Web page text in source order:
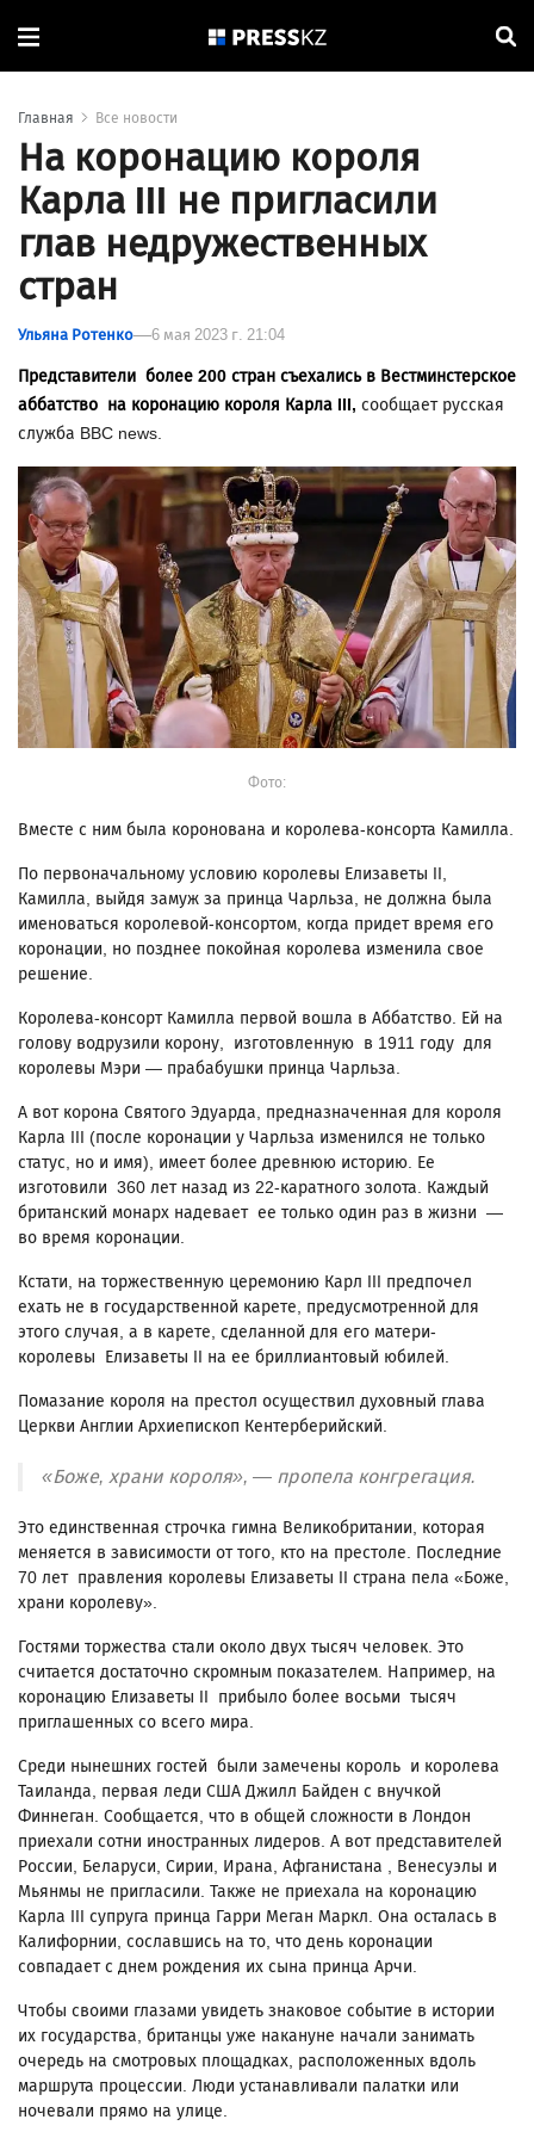
Главная Все новости
На коронацию короля
Карла III не пригласили
глав недружественных
стран
Ульяна Ротенко 6 мая 2023 г. 21:04
Представители более 200 стран съехались в Вестминстерское
аббатство на коронацию короля Карла III, сообщает русская
служба BBC news.
Фото:
Вместе с ним была коронована и королева-консорта Камилла.
По первоначальному условию королевы Елизаветы II,
Камилла, выйдя замуж за принца Чарльза, не должна была
именоваться королевой-консортом, когда придет время его
коронации, но позднее покойная королева изменила свое
решение.
Королева-консорт Камилла первой вошла в Аббатство. Ей на
голову водрузили корону, изготовленную в 1911 году для
королевы Мэри — прабабушки принца Чарльза.
А вот корона Святого Эдуарда, предназначенная для короля
Карла III (после коронации у Чарльза изменился не только
статус, но и имя), имеет более древнюю историю. Ее
изготовили 360 лет назад из 22-каратного золота. Каждый
британский монарх надевает ее только один раз в жизни —
во время коронации.
Кстати, на торжественную церемонию Карл III предпочел
ехать не в государственной карете, предусмотренной для
этого случая, а в карете, сделанной для его матери-
королевы Елизаветы II на ее бриллиантовый юбилей.
Помазание короля на престол осуществил духовный глава
Церкви Англии Архиепископ Кентерберийский.
«Боже, храни короля», — пропела конгрегация.
Это единственная строчка гимна Великобритании, которая
меняется в зависимости от того, кто на престоле. Последние
70 лет правления королевы Елизаветы II страна пела «Боже,
храни королеву».
Гостями торжества стали около двух тысяч человек. Это
считается достаточно скромным показателем. Например, на
коронацию Елизаветы II прибыло более восьми тысяч
приглашенных со всего мира.
Среди нынешних гостей были замечены король и королева
Таиланда, первая леди США Джилл Байден с внучкой
Финнеган. Сообщается, что в общей сложности в Лондон
приехали сотни иностранных лидеров. А вот представителей
России, Беларуси, Сирии, Ирана, Афганистана , Венесуэлы и
Мьянмы не пригласили. Также не приехала на коронацию
Карла III супруга принца Гарри Меган Маркл. Она осталась в
Калифорнии, сославшись на то, что день коронации
совпадает с днем рождения их сына принца Арчи.
Чтобы своими глазами увидеть знаковое событие в истории
их государства, британцы уже накануне начали занимать
очередь на смотровых площадках, расположенных вдоль
маршрута процессии. Люди устанавливали палатки или
ночевали прямо на улице.